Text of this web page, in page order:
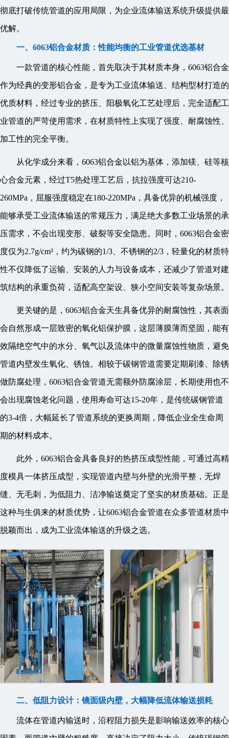
彻底打破传统管道的应用局限，为企业流体输送系统升级提供最
优解。
一、6063铝合金材质：性能均衡的工业管道优选基材
一款管道的核心性能，首先取决于其材质本身，6063铝合金
作为经典的变形铝合金，是专为工业流体输送、结构型材打造的
优质材料，经过专业的挤压、阳极氧化工艺处理后，完全适配工
业管道的严苛使用需求，在材质特性上实现了强度、耐腐蚀性、
加工性的完全平衡。
从化学成分来看，6063铝合金以铝为基体，添加镁、硅等核
心合金元素，经过T5热处理工艺后，抗拉强度可达210-
260MPa，屈服强度稳定在180-220MPa，具备优异的机械强度，
能够承受工业流体输送的常规压力，满足绝大多数工业场景的承
压需求，不会出现变形、破裂等安全隐患。同时，6063铝合金密
度仅为2.7g/cm³，约为碳钢的1/3、不锈钢的2/3，轻量化的材质特
性不仅降低了运输、安装的人力与设备成本，还减少了管道对建
筑结构的承重负荷，适配高空架设、狭小空间安装等复杂场景。
更关键的是，6063铝合金天生具备优异的耐腐蚀性，其表面
会自然形成一层致密的氧化铝保护膜，这层薄膜薄而坚固，能有
效隔绝空气中的水分、氧气以及流体中的微量腐蚀性物质，避免
管道内壁发生氧化、锈蚀。相较于碳钢管道需要定期刷漆、除锈
做防腐处理，6063铝合金管道无需额外防腐涂层，长期使用也不
会出现腐蚀老化问题，使用寿命可达15-20年，是传统碳钢管道
的3-4倍，大幅延长了管道系统的更换周期，降低企业全生命周
期的材料成本。
此外，6063铝合金具备良好的热挤压成型性能，可通过高精
度模具一体挤压成型，实现管道内壁与外壁的光滑平整，无焊
缝、无毛刺，为低阻力、洁净输送奠定了坚实的材质基础。正是
这种与生俱来的材质优势，让6063铝合金管道在众多管道材质中
脱颖而出，成为工业流体输送的升级之选。
二、低阻力设计：镜面级内壁，大幅降低流体输送损耗
流体在管道内输送时，沿程阻力损失是影响输送效率的核心